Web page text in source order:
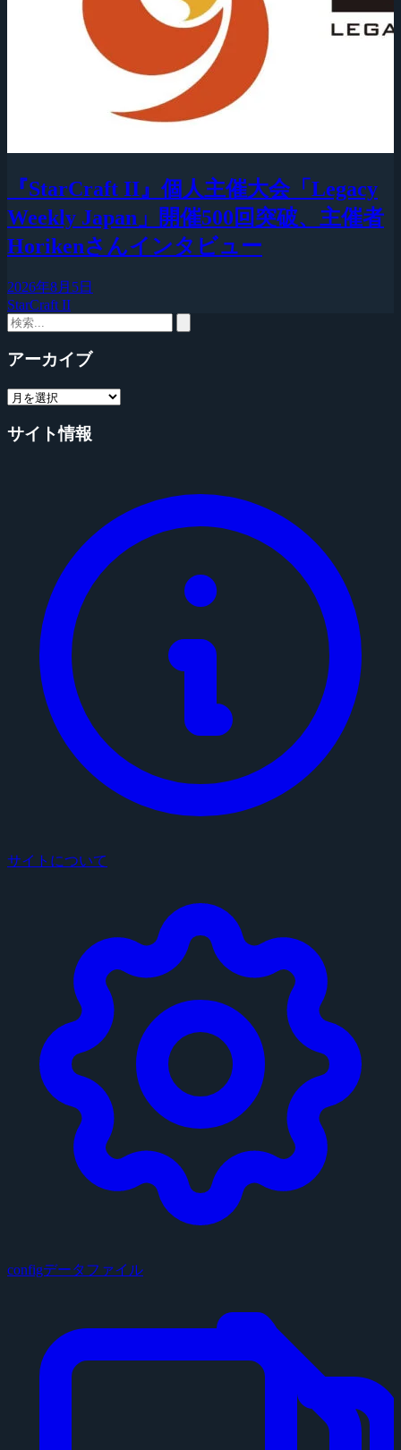
『StarCraft II』個人主催大会「Legacy
Weekly Japan」開催500回突破、主催者
Horikenさんインタビュー
2026年8月5日
StarCraft II
アーカイブ
サイト情報
サイトについて
configデータファイル